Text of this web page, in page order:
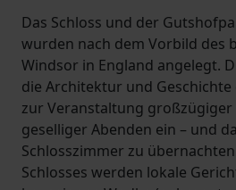
Das Schloss und der
wurden nach dem Vorbild des
Windsor in England angelegt.
die Architektur und Geschichte
zur Veranstaltung
geselliger Abenden ein – und
Schlosszimmer zu
Schlosses werden lokale